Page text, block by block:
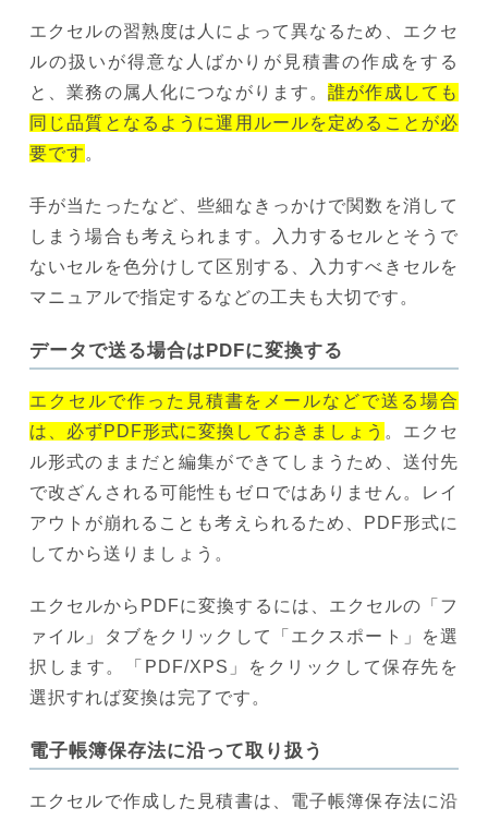
エクセルの習熟度は人によって異なるため、エクセ
ルの扱いが得意な人ばかりが見積書の作成をする
と、業務の属人化につながります。誰が作成しても
同じ品質となるように運用ルールを定めることが必
要です 。
手が当たったなど、些細なきっかけで関数を消して
しまう場合も考えられます。入力するセルとそうで
ないセルを色分けして区別する、入力すべきセルを
マニュアルで指定するなどの工夫も大切です。
データで送る場合はPDFに変換する
エクセルで作った見積書をメールなどで送る場合
は、必ずPDF形式に変換しておきましょう 。エクセ
ル形式のままだと編集ができてしまうため、送付先
で改ざんされる可能性もゼロではありません。レイ
アウトが崩れることも考えられるため、PDF形式に
してから送りましょう。
エクセルからPDFに変換するには、エクセルの「フ
ァイル」タブをクリックして「エクスポート」を選
択します。「PDF/XPS」をクリックして保存先を
選択すれば変換は完了です。
電子帳簿保存法に沿って取り扱う
エクセルで作成した見積書は、電子帳簿保存法に沿